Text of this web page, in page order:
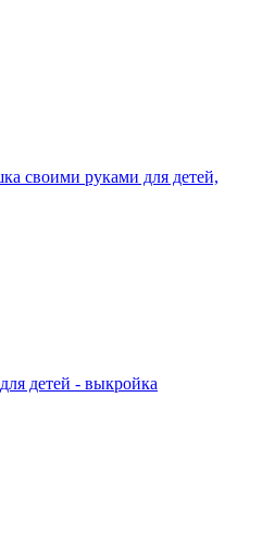
своими руками для детей,
детей - выкройка